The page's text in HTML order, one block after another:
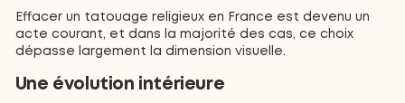
Effacer un tatouage religieux en France est devenu un
acte courant, et dans la majorité des cas, ce choix
dépasse largement la dimension visuelle.
Une évolution intérieure